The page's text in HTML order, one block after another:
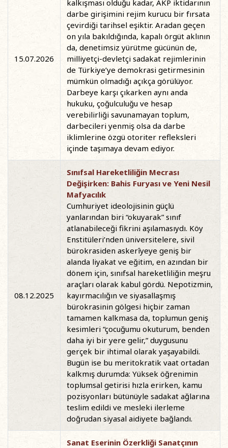
15.07.2026
kalkışması olduğu kadar, AKP iktidarının
darbe girişimini rejim kurucu bir fırsata
çevirdiği tarihsel eşiktir. Aradan geçen
on yıla bakıldığında, kapalı örgüt aklının
da, denetimsiz yürütme gücünün de,
milliyetçi-devletçi sadakat rejimlerinin
de Türkiye’ye demokrasi getirmesinin
mümkün olmadığı açıkça görülüyor.
Darbeye karşı çıkarken aynı anda
hukuku, çoğulculuğu ve hesap
verebilirliği savunamayan toplum,
darbecileri yenmiş olsa da darbe
iklimlerine özgü otoriter refleksleri
içinde taşımaya devam ediyor.
08.12.2025
Sınıfsal Hareketliliğin Mecrası
Değişirken: Bahis Furyası ve Yeni Nesil
Mafyacılık
Cumhuriyet ideolojisinin güçlü
yanlarından biri “okuyarak” sınıf
atlanabileceği fikrini aşılamasıydı. Köy
Enstitüleri’nden üniversitelere, sivil
bürokrasiden askerîyeye geniş bir
alanda liyakat ve eğitim, en azından bir
dönem için, sınıfsal hareketliliğin meşru
araçları olarak kabul gördü. Nepotizmin,
kayırmacılığın ve siyasallaşmış
bürokrasinin gölgesi hiçbir zaman
tamamen kalkmasa da, toplumun geniş
kesimleri “çocuğumu okuturum, benden
daha iyi bir yere gelir,” duygusunu
gerçek bir ihtimal olarak yaşayabildi.
Bugün ise bu meritokratik vaat ortadan
kalkmış durumda: Yüksek öğrenimin
toplumsal getirisi hızla erirken, kamu
pozisyonları bütünüyle sadakat ağlarına
teslim edildi ve mesleki ilerleme
doğrudan siyasal aidiyete bağlandı.
Sanat Eserinin Özerkliği Sanatçının